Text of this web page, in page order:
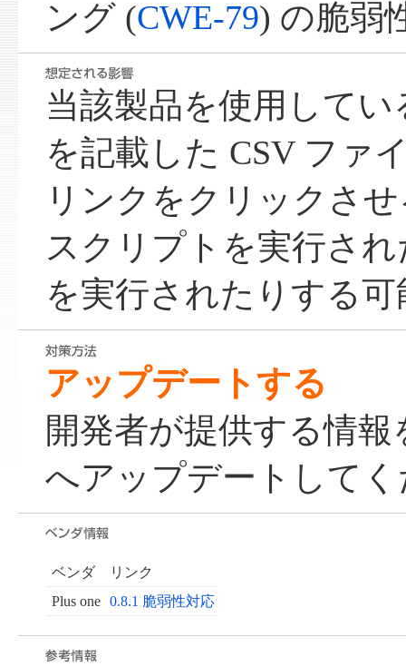
ング (CWE-79) の脆弱
当該製品を使用して
を記載した CSV ファ
リンクをクリックさ
スクリプトを実行さ
を実行されたりする
アップデートする
開発者が提供する情
へアップデートして
ベンダ
リンク
Plus one
0.8.1 脆弱性対応